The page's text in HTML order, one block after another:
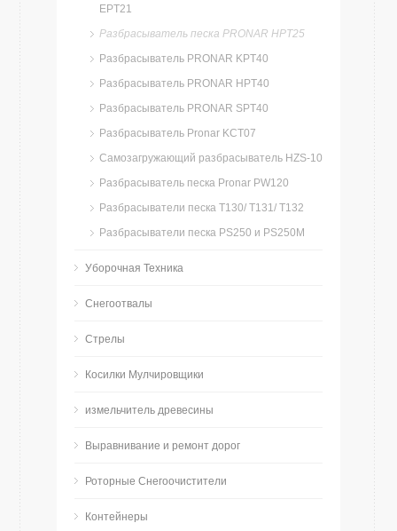
EPT21
Разбрасыватель песка PRONAR HPT25
Разбрасыватель PRONAR KPT40
Разбрасыватель PRONAR HPT40
Разбрасыватель PRONAR SPT40
Разбрасыватель Pronar KCT07
Самозагружающий разбрасыватель HZS-10
Разбрасыватель песка Pronar PW120
Разбрасыватели песка T130/ T131/ T132
Разбрасыватели песка PS250 и PS250M
Уборочная Техника
Снегоотвалы
Стрелы
Косилки Мулчировщики
измельчитель древесины
Bыравнивание и ремонт дорог
Роторные Снегоочистители
Контейнеры